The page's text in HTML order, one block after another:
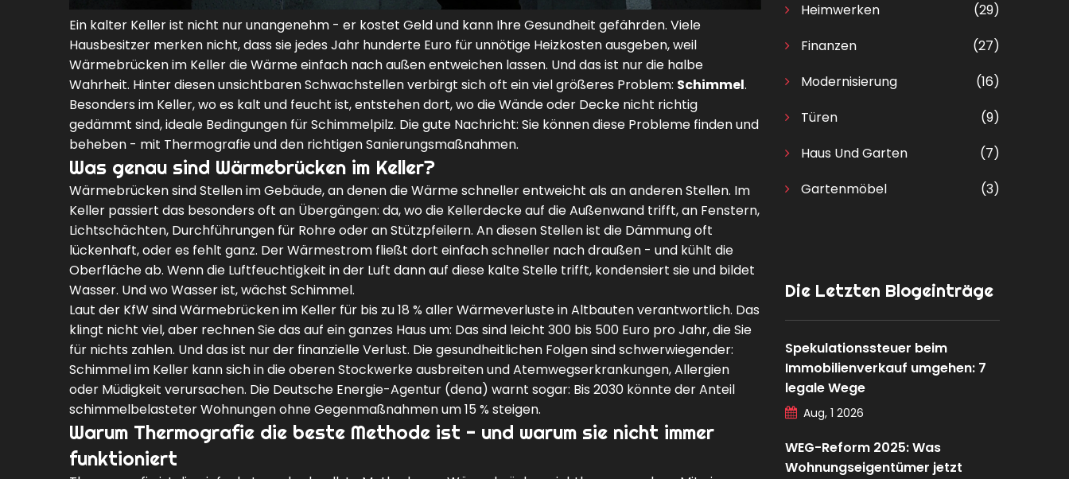
Ein kalter Keller ist nicht nur unangenehm - er kostet Geld und kann Ihre Gesundheit gefährden. Viele
Hausbesitzer merken nicht, dass sie jedes Jahr hunderte Euro für unnötige Heizkosten ausgeben, weil
Wärmebrücken im Keller die Wärme einfach nach außen entweichen lassen. Und das ist nur die halbe
Wahrheit. Hinter diesen unsichtbaren Schwachstellen verbirgt sich oft ein viel größeres Problem: Schimmel.
Besonders im Keller, wo es kalt und feucht ist, entstehen dort, wo die Wände oder Decke nicht richtig
gedämmt sind, ideale Bedingungen für Schimmelpilz. Die gute Nachricht: Sie können diese Probleme finden und
beheben - mit Thermografie und den richtigen Sanierungsmaßnahmen.
Was genau sind Wärmebrücken im Keller?
Wärmebrücken sind Stellen im Gebäude, an denen die Wärme schneller entweicht als an anderen Stellen. Im
Keller passiert das besonders oft an Übergängen: da, wo die Kellerdecke auf die Außenwand trifft, an Fenstern,
Lichtschächten, Durchführungen für Rohre oder an Stützpfeilern. An diesen Stellen ist die Dämmung oft
lückenhaft, oder es fehlt ganz. Der Wärmestrom fließt dort einfach schneller nach draußen - und kühlt die
Oberfläche ab. Wenn die Luftfeuchtigkeit in der Luft dann auf diese kalte Stelle trifft, kondensiert sie und bildet
Wasser. Und wo Wasser ist, wächst Schimmel.
Laut der KfW sind Wärmebrücken im Keller für bis zu 18 % aller Wärmeverluste in Altbauten verantwortlich. Das
klingt nicht viel, aber rechnen Sie das auf ein ganzes Haus um: Das sind leicht 300 bis 500 Euro pro Jahr, die Sie
für nichts zahlen. Und das ist nur der finanzielle Verlust. Die gesundheitlichen Folgen sind schwerwiegender:
Schimmel im Keller kann sich in die oberen Stockwerke ausbreiten und Atemwegserkrankungen, Allergien
oder Müdigkeit verursachen. Die Deutsche Energie-Agentur (dena) warnt sogar: Bis 2030 könnte der Anteil
schimmelbelasteter Wohnungen ohne Gegenmaßnahmen um 15 % steigen.
Warum Thermografie die beste Methode ist - und warum sie nicht immer
funktioniert
Heimwerken
(29)
Finanzen
(27)
Modernisierung
(16)
Türen
(9)
Haus Und Garten
(7)
Gartenmöbel
(3)
Die Letzten Blogeinträge
Spekulationssteuer beim
Immobilienverkauf umgehen: 7
legale Wege
Aug, 1 2026
WEG-Reform 2025: Was
Wohnungseigentümer jetzt